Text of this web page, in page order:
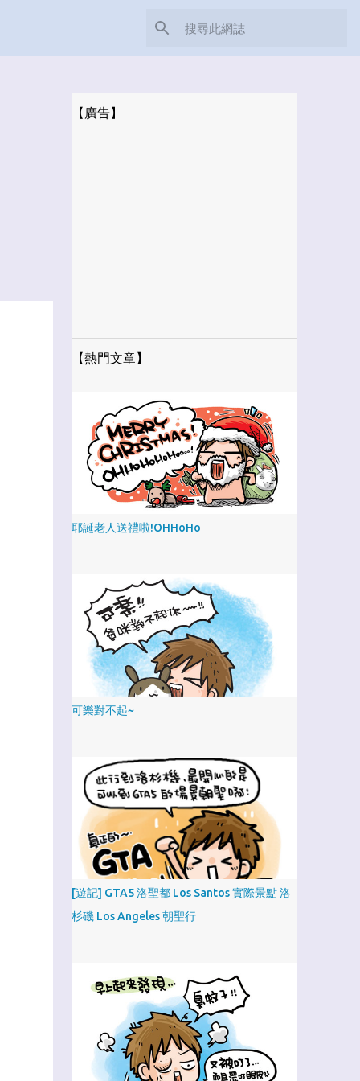
【廣告】
【熱門文章】
耶誕老人送禮啦!OHHoHo
可樂對不起~
[遊記] GTA5 洛聖都 Los Santos 實際景點 洛
杉磯 Los Angeles 朝聖行